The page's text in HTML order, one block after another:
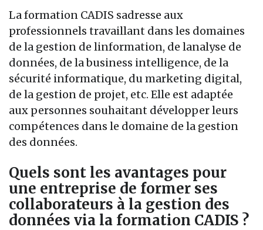
La formation CADIS sadresse aux
professionnels travaillant dans les domaines
de la gestion de linformation, de lanalyse de
données, de la business intelligence, de la
sécurité informatique, du marketing digital,
de la gestion de projet, etc. Elle est adaptée
aux personnes souhaitant développer leurs
compétences dans le domaine de la gestion
des données.
Quels sont les avantages pour
une entreprise de former ses
collaborateurs à la gestion des
données via la formation CADIS ?